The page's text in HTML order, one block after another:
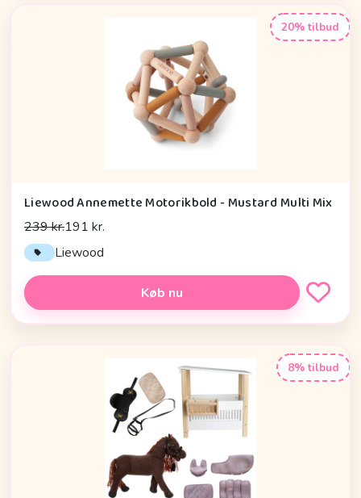
20% tilbud
Liewood Annemette Motorikbold - Mustard Multi Mix
239 kr.191 kr.
Liewood
Køb nu
8% tilbud